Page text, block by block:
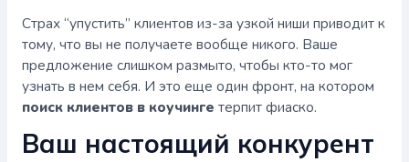
Страх “упустить” клиентов из-за узкой ниши приводит к
тому, что вы не получаете вообще никого. Ваше
предложение слишком размыто, чтобы кто-то мог
узнать в нем себя. И это еще один фронт, на котором
поиск клиентов в коучинге терпит фиаско.
Ваш настоящий конкурент